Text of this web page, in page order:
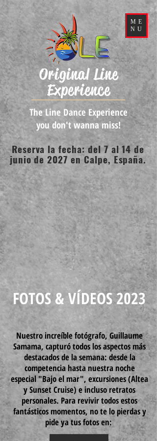
Original Line
Experience
The Line Dance Experience
you don't wanna miss!
Reserva la fecha: del 7 al 14 de
junio de 2027 en Calpe, España.
ME
NU
FOTOS & VÍDEOS 2023
Nuestro increíble fotógrafo, Guillaume
Samama, capturó todos los aspectos más
destacados de la semana: desde la
competencia hasta nuestra noche
especial "Bajo el mar", excursiones (Altea
y Sunset Cruise) e incluso retratos
personales. Para revivir todos estos
fantásticos momentos, no te lo pierdas y
pide ya tus fotos en: